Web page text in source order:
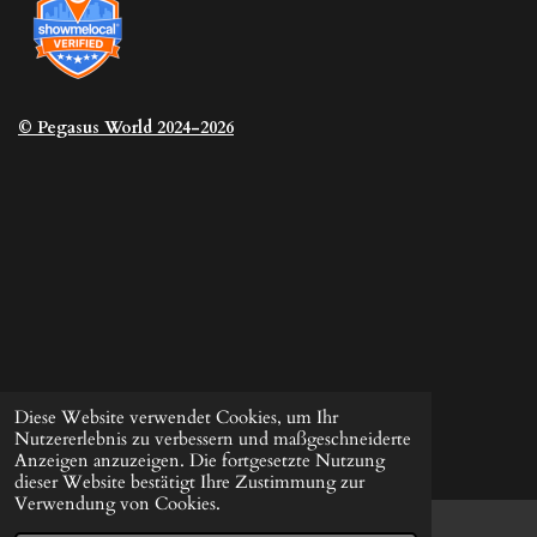
Diese Website verwendet Cookies, um Ihr
Nutzererlebnis zu verbessern und maßgeschneiderte
Anzeigen anzuzeigen. Die fortgesetzte Nutzung
dieser Website bestätigt Ihre Zustimmung zur
Verwendung von Cookies.
© Pegasus World 2024-2026